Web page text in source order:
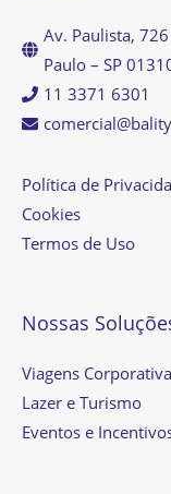
Av. Paulista,
Paulo – SP
11 3371 6301
Política de
Cookies
Termos de Uso
Nossas
Viagens
Lazer e Turismo
Eventos e